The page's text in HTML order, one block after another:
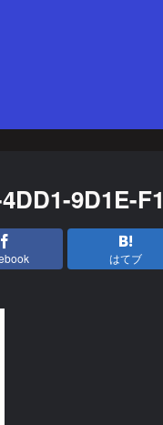
9D1E-
はてブ